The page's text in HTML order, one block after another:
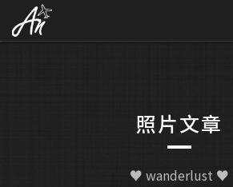
照片文章
♥ wanderlust ♥